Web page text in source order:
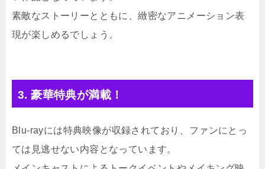
素敵なストーリーとともに、緻密なアニメーション表
現が楽しめるでしょう。
3. 豪華特典が満載！
Blu-rayには特典映像が収録されており、ファンにとっ
ては見逃せない内容となっています。